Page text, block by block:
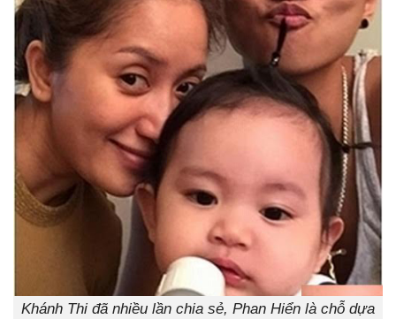
Khánh Thi đã nhiều lần chia sẻ, Phan Hiển là chỗ dựa